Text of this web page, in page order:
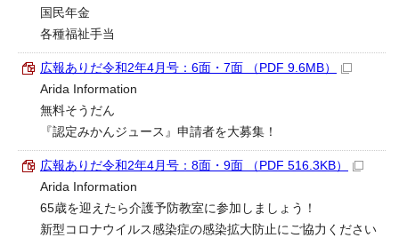
国民年金
各種福祉手当
広報ありだ令和2年4月号：6面・7面 （PDF 9.6MB）
Arida Information
無料そうだん
『認定みかんジュース』申請者を大募集！
広報ありだ令和2年4月号：8面・9面 （PDF 516.3KB）
Arida Information
65歳を迎えたら介護予防教室に参加しましょう！
新型コロナウイルス感染症の感染拡大防止にご協力ください